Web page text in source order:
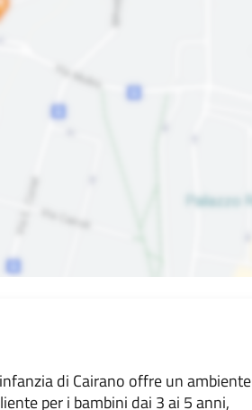
di Cairano offre un ambiente
per i bambini dai 3 ai 5 anni,